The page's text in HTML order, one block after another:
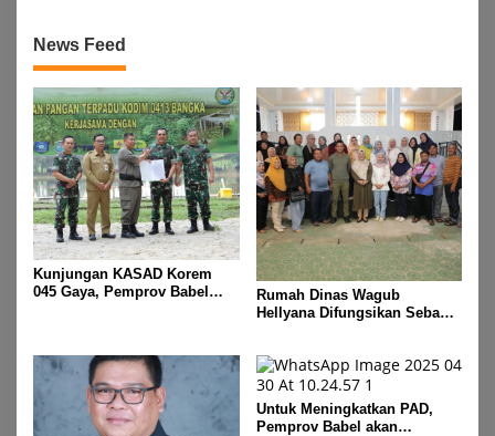
News Feed
Kunjungan KASAD Korem
045 Gaya, Pemprov Babel
Rumah Dinas Wagub
Hellyana Difungsikan Sebagai
Untuk Meningkatkan PAD,
Pemprov Babel akan